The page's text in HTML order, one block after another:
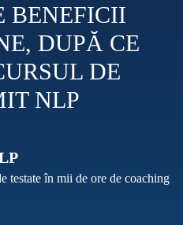
BENEFICII
DUPĂ CE
DE
NLP
testate în mii de ore de coaching